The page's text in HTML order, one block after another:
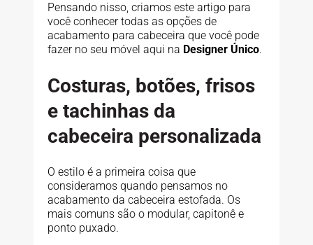
Pensando nisso, criamos este artigo para
você conhecer todas as opções de
acabamento para cabeceira que você pode
fazer no seu móvel aqui na Designer Único.
Costuras, botões, frisos
e tachinhas da
cabeceira personalizada
O estilo é a primeira coisa que
consideramos quando pensamos no
acabamento da cabeceira estofada. Os
mais comuns são o modular, capitonê e
ponto puxado.